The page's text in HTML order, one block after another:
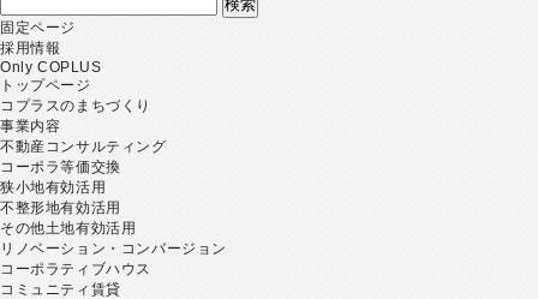
索:
固定ページ
採用情報
Only COPLUS
トップページ
コプラスのまちづくり
事業内容
不動産コンサルティング
コーポラ等価交換
狭小地有効活用
不整形地有効活用
その他土地有効活用
リノベーション・コンバージョン
コーポラティブハウス
コミュニティ賃貸